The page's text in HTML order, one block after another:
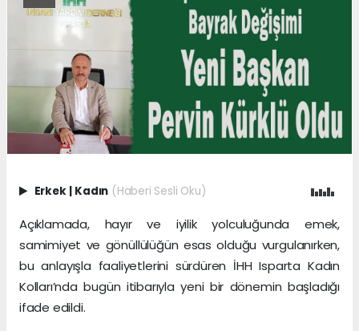
Erkek | Kadın (Haberi Sesli Oku)
Açıklamada, hayır ve iyilik yolculuğunda emek,
samimiyet ve gönüllülüğün esas olduğu vurgulanırken,
bu anlayışla faaliyetlerini sürdüren İHH Isparta Kadın
Kolları’nda bugün itibarıyla yeni bir dönemin başladığı
ifade edildi.